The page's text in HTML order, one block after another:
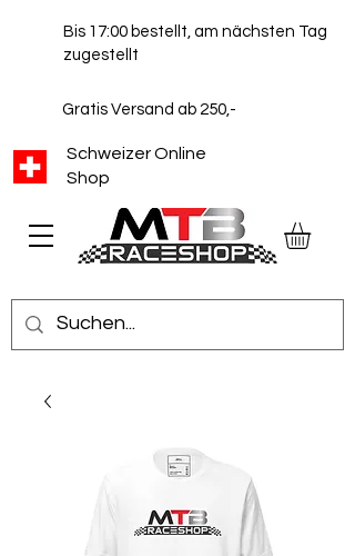
Schweizer Online
Shop
Bis 17:00 bestellt, am nächsten Tag
zugestellt
Gratis Versand ab 250,-